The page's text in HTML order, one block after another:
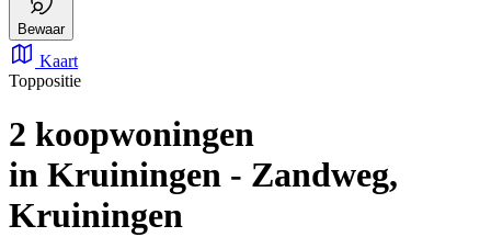
Bewaar
Kaart
Toppositie
2 koopwoningen
in Kruiningen - Zandweg,
Kruiningen